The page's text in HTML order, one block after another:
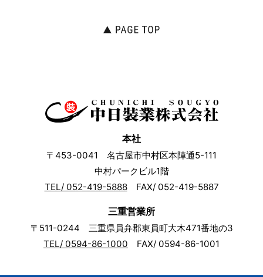
本社
〒453-0041 名古屋市中村区本陣通5-111
中村パークビル1階
TEL/ 052-419-5888FAX/ 052-419-5887
三重営業所
〒511-0244 三重県員弁郡東員町大木471番地の3
TEL/ 0594-86-1000 FAX/ 0594-86-1001